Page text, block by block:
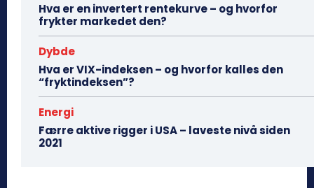
Hva er en invertert rentekurve – og hvorfor
frykter markedet den?
Dybde
Hva er VIX-indeksen – og hvorfor kalles den
“fryktindeksen”?
Energi
Færre aktive rigger i USA – laveste nivå siden
2021